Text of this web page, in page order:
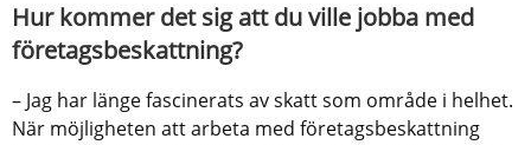
Hur kommer det sig att du ville jobba med
företagsbeskattning?
– Jag har länge fascinerats av skatt som område i helhet.
När möjligheten att arbeta med företagsbeskattning